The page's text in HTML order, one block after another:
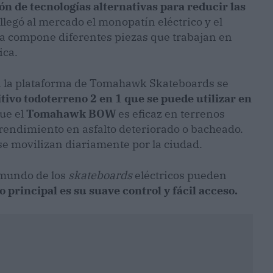
de tecnologías alternativas para reducir las
al mercado el monopatín eléctrico y el
compone diferentes piezas que trabajan en
plataforma de Tomahawk Skateboards se
todoterreno 2 en 1 que se puede utilizar en
elTomahawk BOW es eficaz en terrenos
en asfalto deteriorado o bacheado.
movilizan diariamente por la ciudad.
de los skateboardseléctricos pueden
principal es su suave control y fácil acceso.